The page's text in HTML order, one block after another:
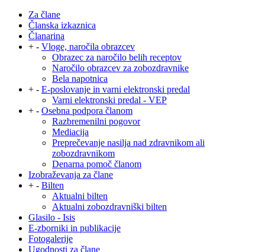
Za člane
Članska izkaznica
Članarina
+ - Vloge, naročila obrazcev
Obrazec za naročilo belih receptov
Naročilo obrazcev za zobozdravnike
Bela napotnica
+ - E-poslovanje in varni elektronski predal
Varni elektronski predal - VEP
+ - Osebna podpora članom
Razbremenilni pogovor
Mediacija
Preprečevanje nasilja nad zdravnikom ali
zobozdravnikom
Denarna pomoč članom
Izobraževanja za člane
+ - Bilten
Aktualni bilten
Aktualni zobozdravniški bilten
Glasilo - Isis
E-zborniki in publikacije
Fotogalerije
Ugodnosti za člane